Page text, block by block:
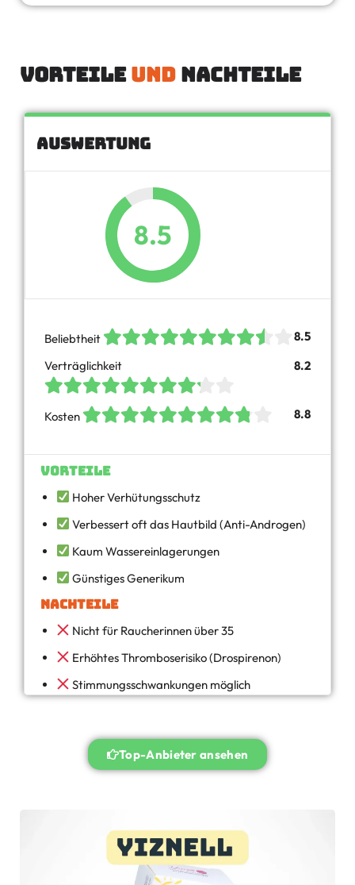
Vorteileund Nachteile
Auswertung
8.5
Beliebtheit
8.5
Verträglichkeit
8.2
Kosten 8.8
Vorteile
Hoher Verhütungsschutz
Verbessert oft das Hautbild (Anti-Androgen)
Kaum Wassereinlagerungen
Günstiges Generikum
Nachteile
Nicht für Raucherinnen über 35
Erhöhtes Thromboserisiko (Drospirenon)
Stimmungsschwankungen möglich
Top-Anbieter ansehen